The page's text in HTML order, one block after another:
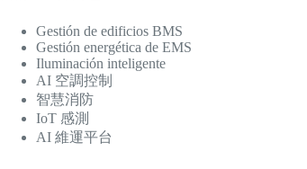
Gestión de edificios BMS
Gestión energética de EMS
Iluminación inteligente
AI 空調控制
智慧消防
IoT 感測
AI 維運平台